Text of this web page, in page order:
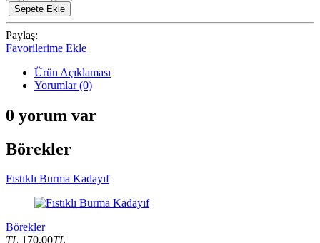
Sepete Ekle
Paylaş:
Favorilerime Ekle
Ürün Açıklaması
Yorumlar (0)
0 yorum var
Börekler
Fıstıklı Burma Kadayıf
Börekler
TL 170,00TL